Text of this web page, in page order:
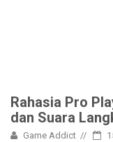
Rahasia Pro
dan Suara
Game Addict